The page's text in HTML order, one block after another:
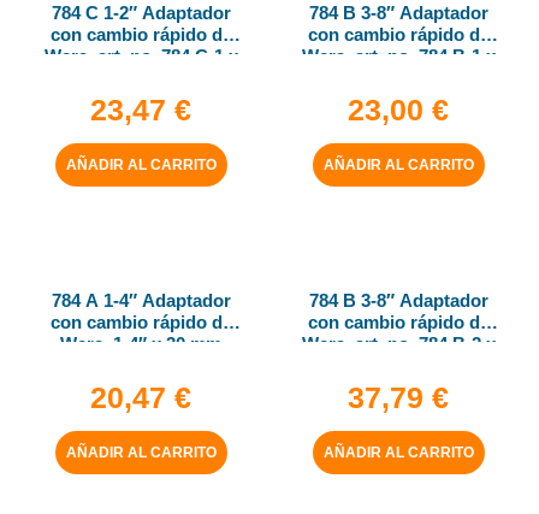
784 C 1-2″ Adaptador
con cambio rápido de
Wera, art. no. 784 C-1 x
23,47 €
AÑADIR AL CARRITO
784 B 3-8″ Adaptador
con cambio rápido de
Wera, art. no. 784 B-1 x
23,00 €
AÑADIR AL CARRITO
784 A 1-4″ Adaptador
con cambio rápido de
Wera, 1-4″ x 30 mm
20,47 €
AÑADIR AL CARRITO
784 B 3-8″ Adaptador
con cambio rápido de
Wera, art. no. 784 B-2 x
37,79 €
AÑADIR AL CARRITO